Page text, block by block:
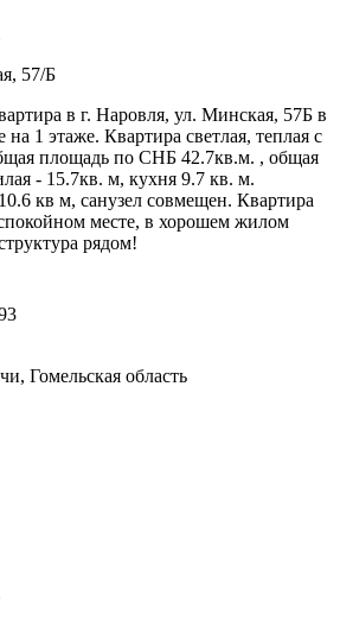
57/Б
в г. Наровля, ул. Минская, 57Б в
1 этаже. Квартира светлая, теплая с
площадь по СНБ 42.7кв.м. , общая
- 15.7кв. м, кухня 9.7 кв. м.
кв м, санузел совмещен. Квартира
месте, в хорошем жилом
рядом!
Гомельская область